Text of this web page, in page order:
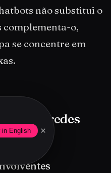
in English ×
não substitui o
complementa-o,
se concentre em
nas redes